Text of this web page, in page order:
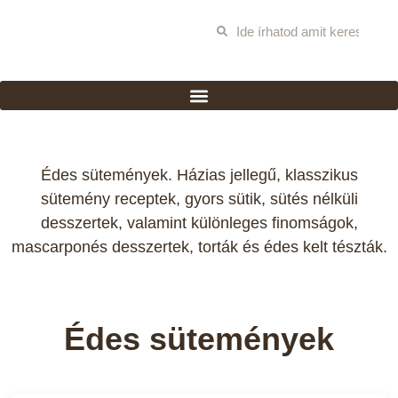
Édes sütemények. Házias jellegű, klasszikus
sütemény receptek, gyors sütik, sütés nélküli
desszertek, valamint különleges finomságok,
mascarponés desszertek, torták és édes kelt tészták.
Édes sütemények